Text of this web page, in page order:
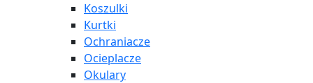
Koszulki
Kurtki
Ochraniacze
Ocieplacze
Okulary